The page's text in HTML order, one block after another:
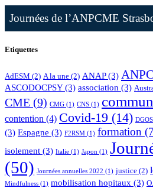
Journées de l’ANPCME
Etiquettes
AdESM (2) A la une (2) ANAP(3)
ASCODOCPSY(3) association (3)
CME (9) CMG (1) CNS (1)
contention (4) Covid-19 (14) DGOS
(3) Espagne (3) F2RSM (1) formation
isolement (3) Italie (1) Japon (1)
(50) Journées annuelles 2022 (1) justice (2)
Mindfulness (1) mobilisation hopitaux (3)